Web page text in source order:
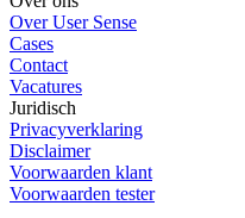
Over User Sense
Cases
Contact
Vacatures
Juridisch
Privacyverklaring
Disclaimer
Voorwaarden klant
Voorwaarden tester